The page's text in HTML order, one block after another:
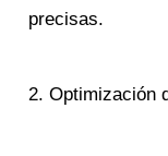
precisas.
2. Optimización